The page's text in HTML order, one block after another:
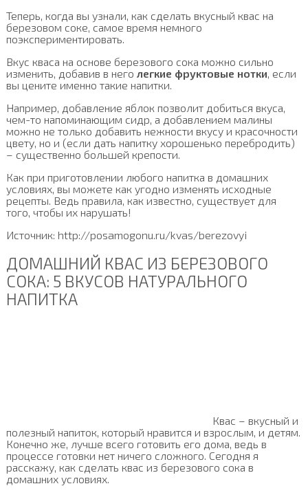
Теперь, когда вы узнали, как сделать вкусный квас на
березовом соке, самое время немного
поэкспериментировать.
Вкус кваса на основе березового сока можно сильно
изменить, добавив в него легкие фруктовые нотки, если
вы цените именно такие напитки.
Например, добавление яблок позволит добиться вкуса,
чем-то напоминающим сидр, а добавлением малины
можно не только добавить нежности вкусу и красочности
цвету, но и (если дать напитку хорошенько перебродить)
– существенно большей крепости.
Как при приготовлении любого напитка в домашних
условиях, вы можете как угодно изменять исходные
рецепты. Ведь правила, как известно, существует для
того, чтобы их нарушать!
Источник: http://posamogonu.ru/kvas/berezovyi
ДОМАШНИЙ КВАС ИЗ БЕРЕЗОВОГО
СОКА: 5 ВКУСОВ НАТУРАЛЬНОГО
НАПИТКА
Квас – вкусный и
полезный напиток, который нравится и взрослым, и детям.
Конечно же, лучше всего готовить его дома, ведь в
процессе готовки нет ничего сложного. Сегодня я
расскажу, как сделать квас из березового сока в
домашних условиях.